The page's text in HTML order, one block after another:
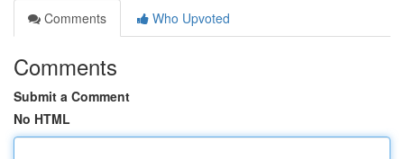
Comments
Who Upvoted
Comments
Submit a Comment
No HTML